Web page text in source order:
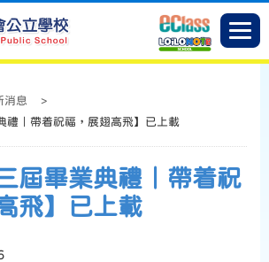
消息
>
禮｜帶着祝福，展翅高飛】已上載
屆畢業典禮｜帶着祝
飛】已上載